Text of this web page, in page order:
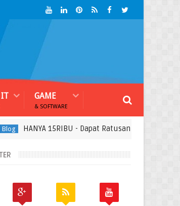
IT GAME
& SOFTWARE
HANYA 15RIBU - Dapat Ratusan Produk Digital +